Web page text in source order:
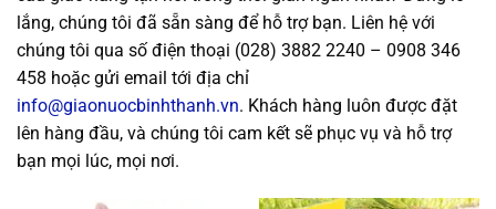
lắng, chúng tôi đã sẵn sàng để hỗ trợ bạn. Liên hệ với
chúng tôi qua số điện thoại (028) 3882 2240 – 0908 346
458 hoặc gửi email tới địa chỉ
info@giaonuocbinhthanh.vn. Khách hàng luôn được đặt
lên hàng đầu, và chúng tôi cam kết sẽ phục vụ và hỗ trợ
bạn mọi lúc, mọi nơi.